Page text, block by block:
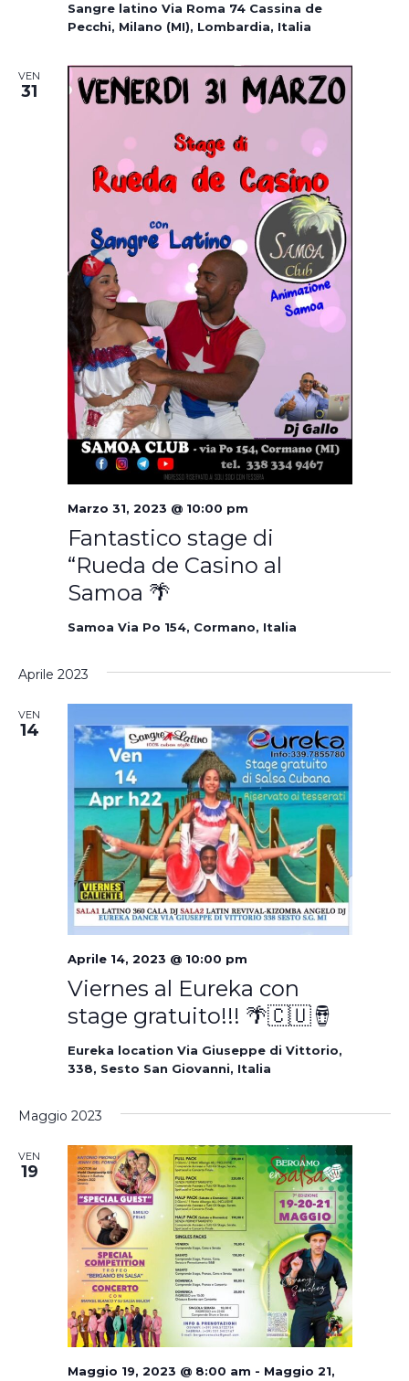
Sangre latino Via Roma 74 Cassina de
Pecchi, Milano (MI), Lombardia, Italia
VEN
31
Fantastico stage di
“Rueda de Casino al
Samoa 🌴
Marzo 31, 2023 @ 10:00 pm
Samoa Via Po 154, Cormano, Italia
Aprile 2023
VEN
14
Viernes al Eureka con
stage gratuito!!! 🌴🇨🇺🪘
Aprile 14, 2023 @ 10:00 pm
Eureka location Via Giuseppe di Vittorio,
338, Sesto San Giovanni, Italia
Maggio 2023
VEN
19
Maggio 19, 2023 @ 8:00 am - Maggio 21,